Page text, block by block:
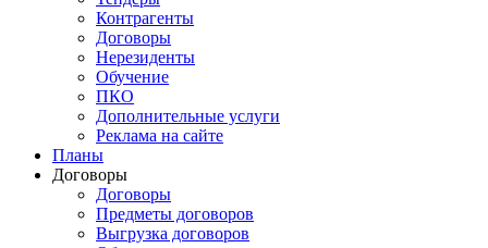
Контрагенты
Договоры
Нерезиденты
Обучение
ПКО
Дополнительные услуги
Реклама на сайте
Планы
Договоры
Договоры
Предметы договоров
Выгрузка договоров